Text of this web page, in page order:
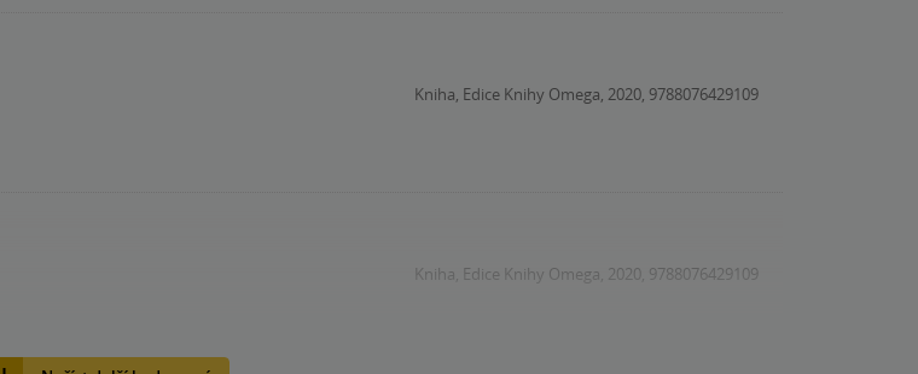
Kniha, Edice Knihy Omega, 2020, 9788076429109
Kniha, Edice Knihy Omega, 2020, 9788076429109